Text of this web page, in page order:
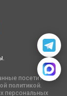
посетителей
политикой.
персональных